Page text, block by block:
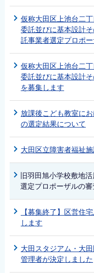
仮称大田区上池台二
委託並びに基本設計
託事業者選定プロポ
仮称大田区上池台二
委託並びに基本設計
を募集します
放課後こども教室に
の選定結果について
大田区立障害者福祉
旧羽田旭小学校敷地
選定プロポーザルの
【募集終了】区営住
します
大田スタジアム・大
管理者が決定しました